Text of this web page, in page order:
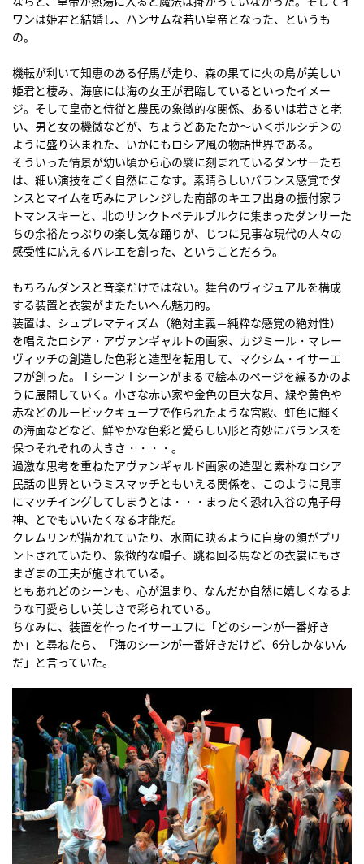
ワンは姫君と結婚し、ハンサムな若い皇帝となった、というも
の。
機転が利いて知恵のある仔馬が走り、森の果てに火の鳥が美しい
姫君と棲み、海底には海の女王が君臨しているといったイメー
ジ。そして皇帝と侍従と農民の象徴的な関係、あるいは若さと老
い、男と女の機微などが、ちょうどあたたか〜い＜ボルシチ＞の
ように盛り込まれた、いかにもロシア風の物語世界である。
そういった情景が幼い頃から心の襞に刻まれているダンサーたち
は、細い演技をごく自然にこなす。素晴らしいバランス感覚でダ
ンスとマイムを巧みにアレンジした南部のキエフ出身の振付家ラ
トマンスキーと、北のサンクトペテルブルクに集まったダンサーた
ちの余裕たっぷりの楽し気な踊りが、じつに見事な現代の人々の
感受性に応えるバレエを創った、ということだろう。
もちろんダンスと音楽だけではない。舞台のヴィジュアルを構成
する装置と衣裳がまたたいへん魅力的。
装置は、シュプレマティズム（絶対主義＝純粋な感覚の絶対性）
を唱えたロシア・アヴァンギャルトの画家、カジミール・マレー
ヴィッチの創造した色彩と造型を転用して、マクシム・イサーエ
フが創った。ⅠシーンⅠシーンがまるで絵本のページを繰るかのよ
うに展開していく。小さな赤い家や金色の巨大な月、緑や黄色や
赤などのルービックキューブで作られたような宮殿、虹色に輝く
の海面などなど、鮮やかな色彩と愛らしい形と奇妙にバランスを
保つそれぞれの大きさ・・・・。
過激な思考を重ねたアヴァンギャルド画家の造型と素朴なロシア
民話の世界というミスマッチともいえる関係を、このように見事
にマッチイングしてしまうとは・・・まったく恐れ入谷の鬼子母
神、とでもいいたくなる才能だ。
クレムリンが描かれていたり、水面に映るように自身の顔がプリ
ントされていたり、象徴的な帽子、跳ね回る馬などの衣裳にもさ
まざまの工夫が施されている。
ともあれどのシーンも、心が温まり、なんだか自然に嬉しくなるよ
うな可愛らしい美しさで彩られている。
ちなみに、装置を作ったイサーエフに「どのシーンが一番好き
か」と尋ねたら、「海のシーンが一番好きだけど、6分しかないん
だ」と言っていた。